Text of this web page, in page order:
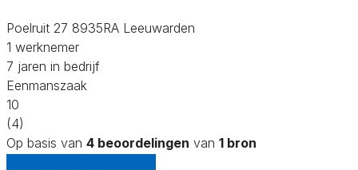
Poelruit 27 8935RA Leeuwarden
1 werknemer
7 jaren in bedrijf
Eenmanszaak
10
(4)
Op basis van 4 beoordelingen van 1 bron